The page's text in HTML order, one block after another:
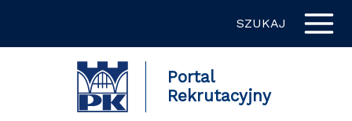
SZUKAJ
Portal
Rekrutacyjny